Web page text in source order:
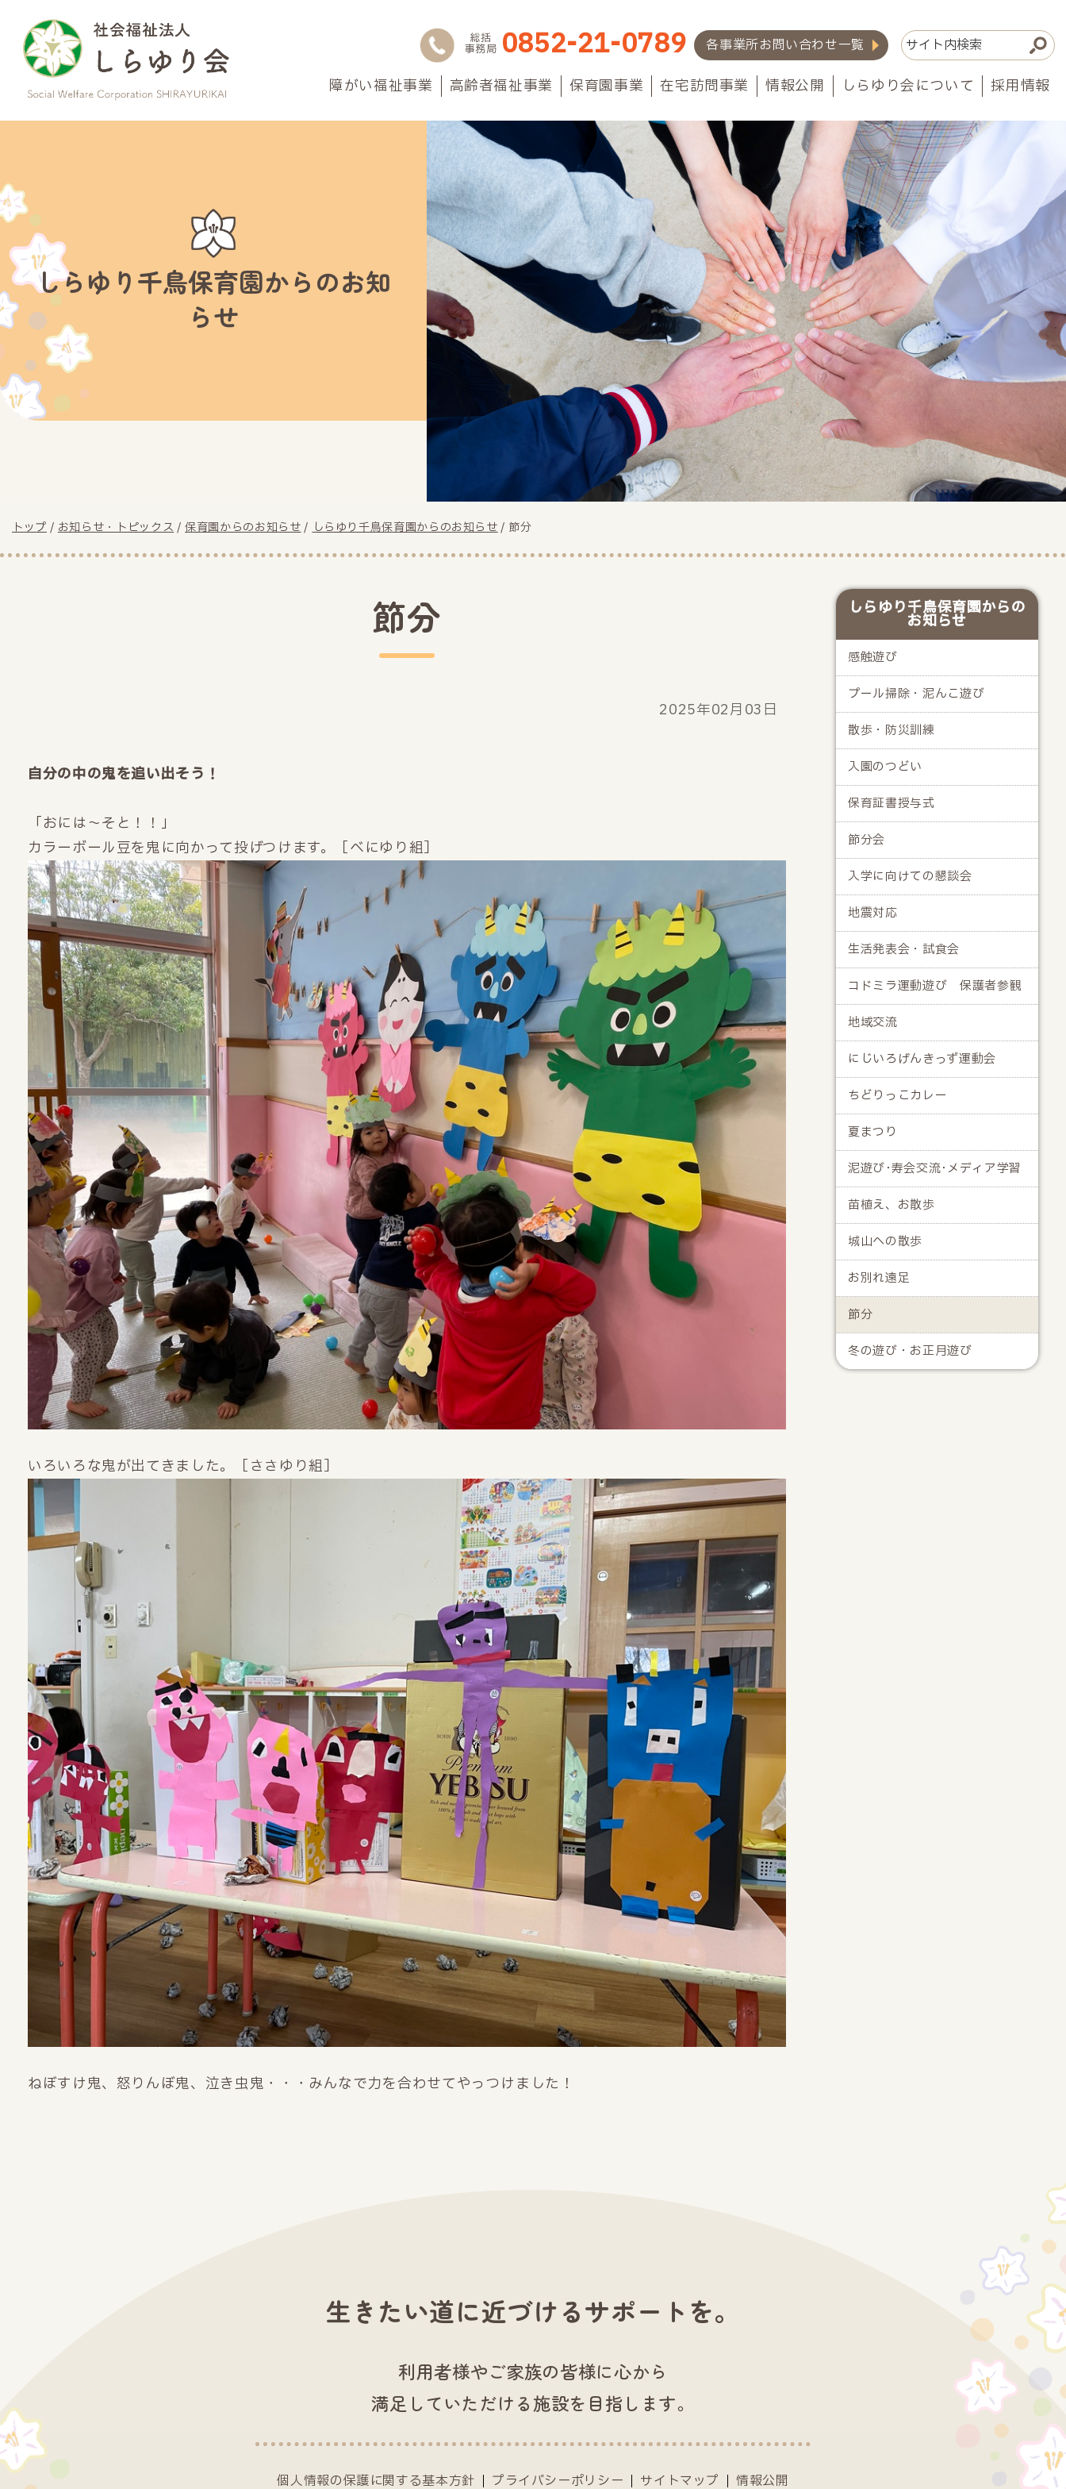
総括
事務局 0852-21-0789 各事業所お問い合わせ一覧
障がい福祉事業 高齢者福祉事業 保育園事業 在宅訪問事業 情報公開 しらゆり会について 採用情報
しらゆり千鳥保育園からのお知
らせ
現
トップ / お知らせ・トピックス /保育園からのお知らせ/ しらゆり千鳥保育園からのお知らせ/ 節分
節分
2025年02月03日
自分の中の鬼を追い出そう！
「おには～そと！！」
カラーボール豆を鬼に向かって投げつけます。［べにゆり組］
いろいろな鬼が出てきました。［ささゆり組］
ねぼすけ鬼、怒りんぼ鬼、泣き虫鬼・・・みんなで力を合わせてやっつけました！
しらゆり千鳥保育園からの
お知らせ
感触遊び
プール掃除・泥んこ遊び
散歩・防災訓練
入園のつどい
保育証書授与式
節分会
入学に向けての懇談会
地震対応
生活発表会・試食会
コドミラ運動遊び 保護者参観
地域交流
にじいろげんきっず運動会
ちどりっこカレー
夏まつり
泥遊び･寿会交流･メディア学習
苗植え、お散歩
城山への散歩
お別れ遠足
節分
冬の遊び・お正月遊び
生きたい道に近づけるサポートを。
利用者様やご家族の皆様に心から
満足していただける施設を目指します。
個人情報の保護に関する基本方針 プライバシーポリシー サイトマップ 情報公開